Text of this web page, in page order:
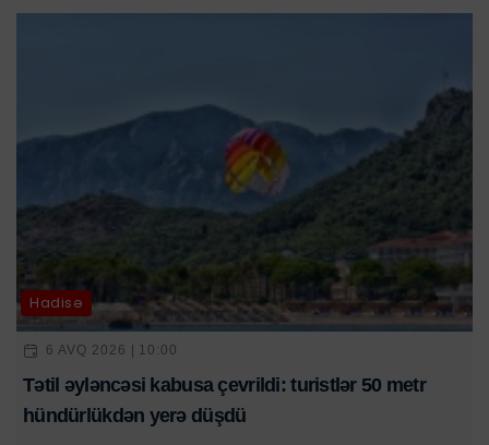
Hadisə
6 AVQ 2026 | 10:00
Tətil əyləncəsi kabusa çevrildi: turistlər 50 metr
hündürlükdən yerə düşdü